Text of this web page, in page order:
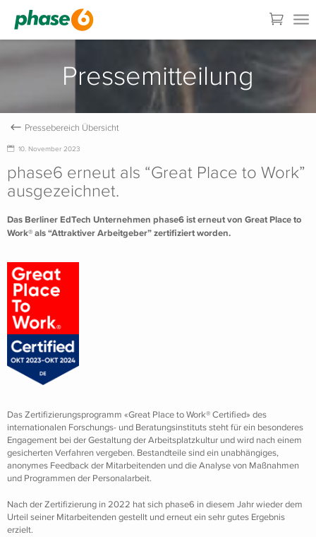
Pressemitteilung
10. November 2023
phase6 erneut als “Great Place to Work”
ausgezeichnet.
Das Berliner EdTech Unternehmen phase6 ist erneut von Great Place to
Work® als “Attraktiver Arbeitgeber” zertifiziert worden.
Das Zertifizierungsprogramm «Great Place to Work® Certified» des
internationalen Forschungs- und Beratungsinstituts steht für ein besonderes
Engagement bei der Gestaltung der Arbeitsplatzkultur und wird nach einem
gesicherten Verfahren vergeben. Bestandteile sind ein unabhängiges,
anonymes Feedback der Mitarbeitenden und die Analyse von Maßnahmen
und Programmen der Personalarbeit.
Nach der Zertifizierung in 2022 hat sich phase6 in diesem Jahr wieder dem
Urteil seiner Mitarbeitenden gestellt und erneut ein sehr gutes Ergebnis
erzielt.